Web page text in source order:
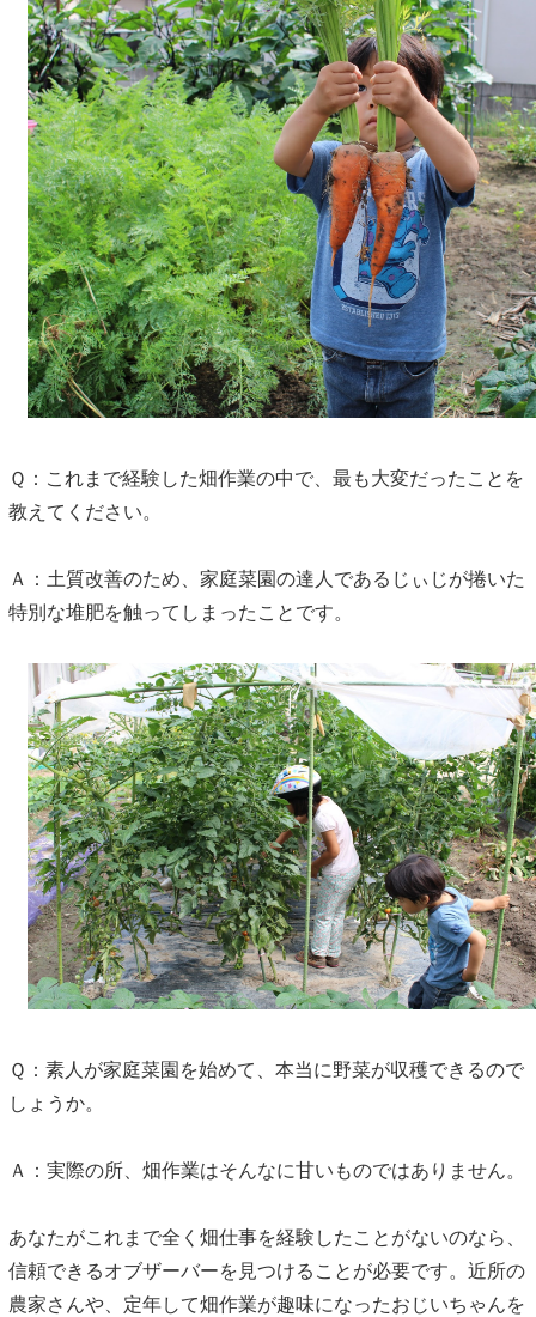
Ｑ：これまで経験した畑作業の中で、最も大変だったことを
教えてください。
Ａ：土質改善のため、家庭菜園の達人であるじぃじが捲いた
特別な堆肥を触ってしまったことです。
Ｑ：素人が家庭菜園を始めて、本当に野菜が収穫できるので
しょうか。
Ａ：実際の所、畑作業はそんなに甘いものではありません。
あなたがこれまで全く畑仕事を経験したことがないのなら、
信頼できるオブザーバーを見つけることが必要です。近所の
農家さんや、定年して畑作業が趣味になったおじいちゃんを